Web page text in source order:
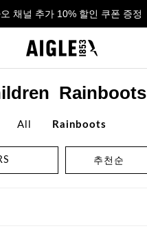
채널 추가 10% 할인 쿠폰 증정
Rainboots
All Rainboots